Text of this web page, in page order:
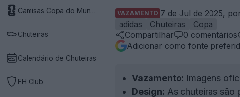
Camisas Copa do Mundo 2026
Chuteiras
Calendário de Chuteiras
FH Club
VAZAMENTO 7 de Jul de 2025,
adidas
Chuteiras
Copa
Compartilhar
0 comentários
Adicionar como fonte
Vazamento: Imagens
Design: As chuteiras são